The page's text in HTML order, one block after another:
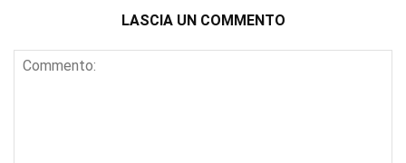
LASCIA UN COMMENTO